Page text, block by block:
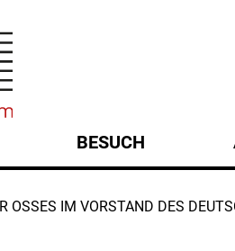
|
BESUCH
HIER:
OSSES IM VORSTAND DES